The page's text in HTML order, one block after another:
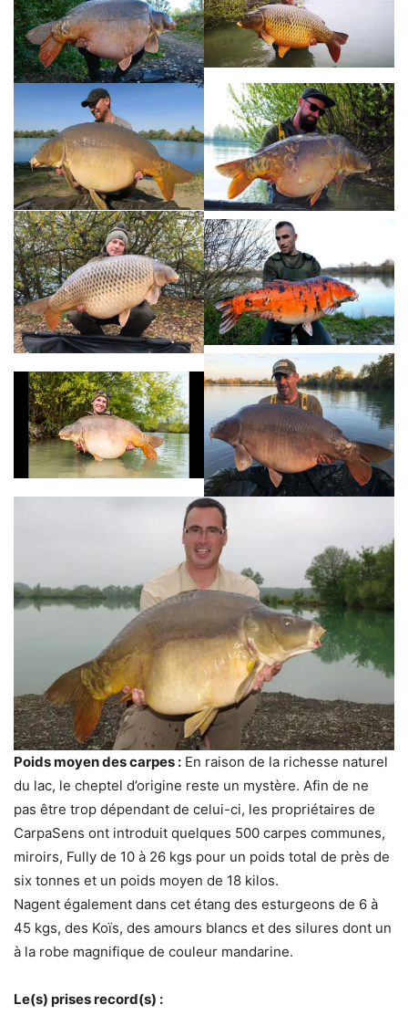
Poids moyen des carpes : En raison de la richesse naturel
du lac, le cheptel d’origine reste un mystère. Afin de ne
pas être trop dépendant de celui-ci, les propriétaires de
CarpaSens ont introduit quelques 500 carpes communes,
miroirs, Fully de 10 à 26 kgs pour un poids total de près de
six tonnes et un poids moyen de 18 kilos.
Nagent également dans cet étang des esturgeons de 6 à
45 kgs, des Koïs, des amours blancs et des silures dont un
à la robe magnifique de couleur mandarine.
Le(s) prises record(s) :